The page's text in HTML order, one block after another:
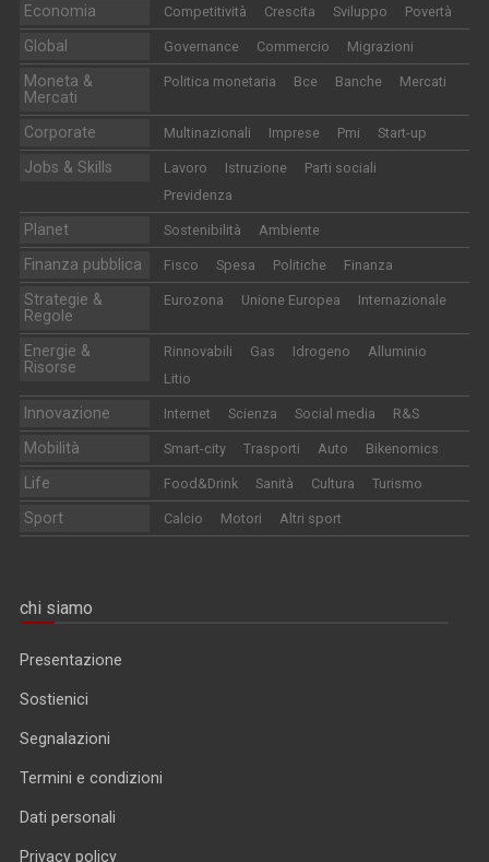
Economia Competitività Crescita Sviluppo Povertà
Global Governance Commercio Migrazioni
Moneta &
Mercati
Politica monetaria Bce Banche Mercati
Corporate Multinazionali Imprese Pmi Start-up
Jobs & Skills Lavoro Istruzione
Parti sociali
Previdenza
Planet Sostenibilità Ambiente
Finanza pubblica Fisco Spesa Politiche Finanza
Strategie &
Regole
Eurozona Unione Europea Internazionale
Energie &
Risorse
Rinnovabili Gas Idrogeno
Alluminio
Litio
Innovazione Internet Scienza Social media R&S
Mobilità Smart-city Trasporti Auto Bikenomics
Life Food&Drink Sanità Cultura Turismo
Sport Calcio Motori Altri sport
chi siamo
Presentazione
Sostienici
Segnalazioni
Termini e condizioni
Dati personali
Privacy policy